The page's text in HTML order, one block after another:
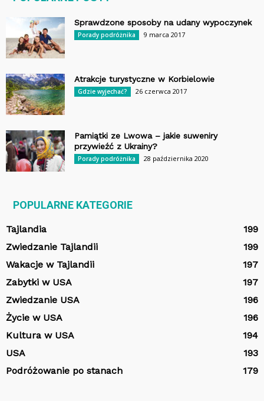
Sprawdzone sposoby na udany wypoczynek
Porady podróżnika 9 marca 2017
Atrakcje turystyczne w Korbielowie
Gdzie wyjechać? 26 czerwca 2017
Pamiątki ze Lwowa – jakie suweniry
przywieźć z Ukrainy?
Porady podróżnika 28 października 2020
POPULARNE KATEGORIE
Tajlandia
199
Zwiedzanie Tajlandii
199
Wakacje w Tajlandii
197
Zabytki w USA
197
Zwiedzanie USA
196
Życie w USA
196
Kultura w USA
194
USA
193
Podróżowanie po stanach
179